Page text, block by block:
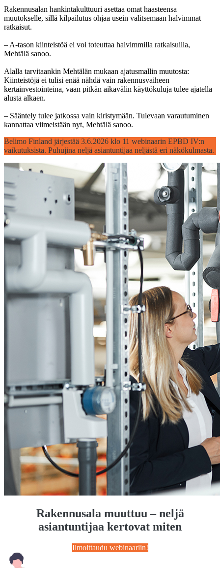
Rakennusalan hankintakulttuuri asettaa omat haasteensa
muutokselle, sillä kilpailutus ohjaa usein valitsemaan halvimmat
ratkaisut.
– A-tason kiinteistöä ei voi toteuttaa halvimmilla ratkaisuilla,
Mehtälä sanoo.
Alalla tarvitaankin Mehtälän mukaan ajatusmallin muutosta:
Kiinteistöjä ei tulisi enää nähdä vain rakennusvaiheen
kertainvestointeina, vaan pitkän aikavälin käyttökuluja tulee ajatella
alusta alkaen.
– Sääntely tulee jatkossa vain kiristymään. Tulevaan varautuminen
kannattaa viimeistään nyt, Mehtälä sanoo.
Belimo Finland järjestää 3.6.2026 klo 11 webinaarin EPBD IV:n
vaikutuksista. Puhujina neljä asiantuntijaa neljästä eri näkökulmasta.
Rakennusala muuttuu – neljä
asiantuntijaa kertovat miten
Ilmoittaudu webinaariin!